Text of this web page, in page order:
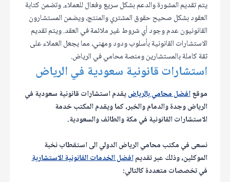
يتم تقديم المشورة والدعم بشكل سريع وفعال للعملاء. وتضمن كتابة
العقود بشكل صحيح حقوق المشتري والمنتج، ويضمن المستشارون
القانونيون عدم وجود أي شروط غير ملائمة في العقد. ويتم تقديم
الاستشارات القانونية بأسلوب ودود ومهني، مما يجعل العملاء على
ثقة كاملة بالمستشارين ومنصة محامي في الرياض.
استشارات قانونية سعودية في الرياض
موقعافضل محامي بالرياضيقدم استشارات قانونية سعودية في
الرياض وجدة والدمام والخبر، كما ويقدم المكتب خدمة
الاستشارات القانونية في مكة والطائف والسعودية.
نسعى في مكتب محامي الرياض الدولي الى استقطاب نخبة
الموكلين، وذلك عبر تقديمافضل الخدمات القانونية الاستشارية
في تخصصات متعددة كالتالي: